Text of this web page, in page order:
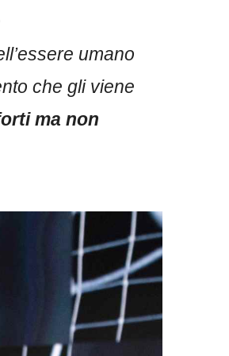
umano
che gli viene
ma non